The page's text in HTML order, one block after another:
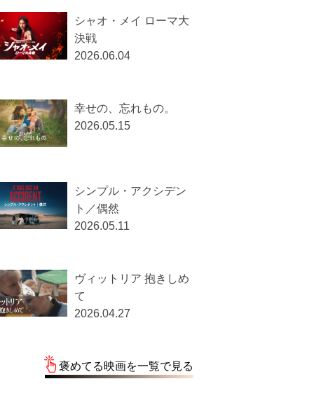
シャオ・メイ ローマ大
決戦
2026.06.04
幸せの、忘れもの。
2026.05.15
シンプル・アクシデン
ト／偶然
2026.05.11
ヴィットリア 抱きしめ
て
2026.04.27
褒めてる映画を一覧で見る